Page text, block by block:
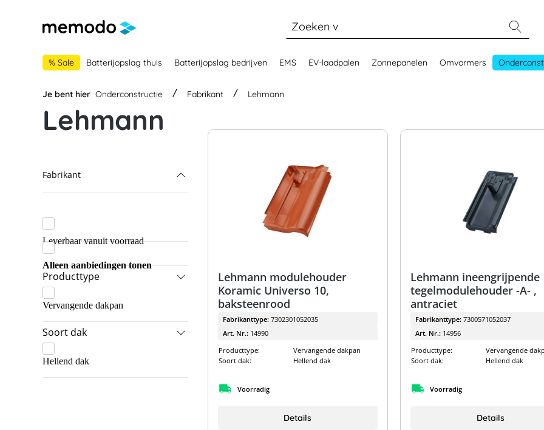
% Sale Batterijopslag thuis Batterijopslag bedrijven EMS EV-laadpalen Zonnepanelen Omvormers
Je bent hier Onderconstructie Fabrikant Lehmann
Lehmann
Fabrikant
Blubase
K2 Systems
Leverbaar vanuit voorraad
Alleen aanbiedingen tonen
Producttype
Vervangende dakpan
Soort dak
Hellend dak
Lehmann modulehouder
Koramic Universo 10,
baksteenrood
Fabrikanttype: 7302301052035
Art. Nr.: 14990
Producttype:
Vervangende dakpan
Soort dak:
Hellend dak
Voorradig
Details
Lehmann ineengrijpende
tegelmodulehouder -A- ,
antraciet
Fabrikanttype:7300571052037
Art. Nr.: 14956
Producttype:
Vervangende
Soort dak:
Hellend dak
Voorradig
Details